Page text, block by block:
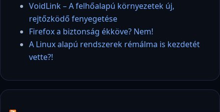
VoidLink – A felhőalapú környezetek új,
rejtőzködő fenyegetése
Firefox a biztonság ékköve? Nem!
A Linux alapú rendszerek rémálma is kezdetét
vette?!